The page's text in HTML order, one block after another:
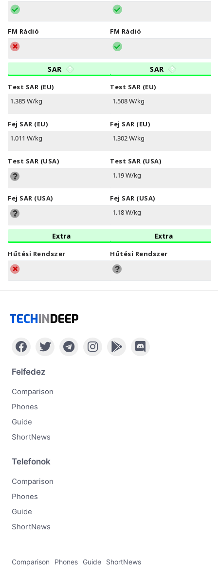
FM Rádió
SAR
Test SAR (EU)
1.385 W/kg
Fej SAR (EU)
1.011 W/kg
Test SAR (USA)
Fej SAR (USA)
Extra
Hűtési Rendszer
FM Rádió
SAR
Test SAR (EU)
1.508 W/kg
Fej SAR (EU)
1.302 W/kg
Test SAR (USA)
1.19 W/kg
Fej SAR (USA)
1.18 W/kg
Extra
Hűtési Rendszer
TECHINDEEP
Felfedez
Comparison
Phones
Guide
ShortNews
Telefonok
Comparison
Phones
Guide
ShortNews
Comparison Phones Guide ShortNews